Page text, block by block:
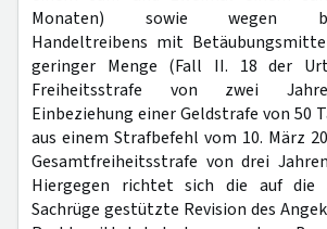
Monaten) sowie wegen
Handeltreibens mit
geringer Menge (Fall II. 18 der
Freiheitsstrafe von zwei
Einbeziehung einer Geldstrafe von 50
aus einem Strafbefehl vom 10. März
Gesamtfreiheitsstrafe von drei
Hiergegen richtet sich die auf die
Sachrüge gestützte Revision des